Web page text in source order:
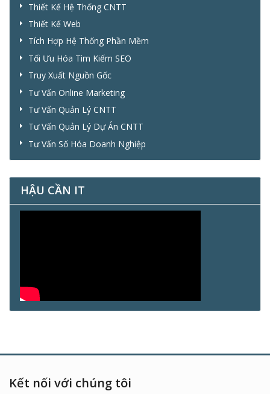
Thiết Kế Hệ Thống CNTT
Thiết Kế Web
Tích Hợp Hệ Thống Phần Mềm
Tối Ưu Hóa Tìm Kiếm SEO
Truy Xuất Nguồn Gốc
Tư Vấn Online Marketing
Tư Vấn Quản Lý CNTT
Tư Vấn Quản Lý Dự Án CNTT
Tư Vấn Số Hóa Doanh Nghiệp
HẬU CẦN IT
Kết nối với chúng tôi